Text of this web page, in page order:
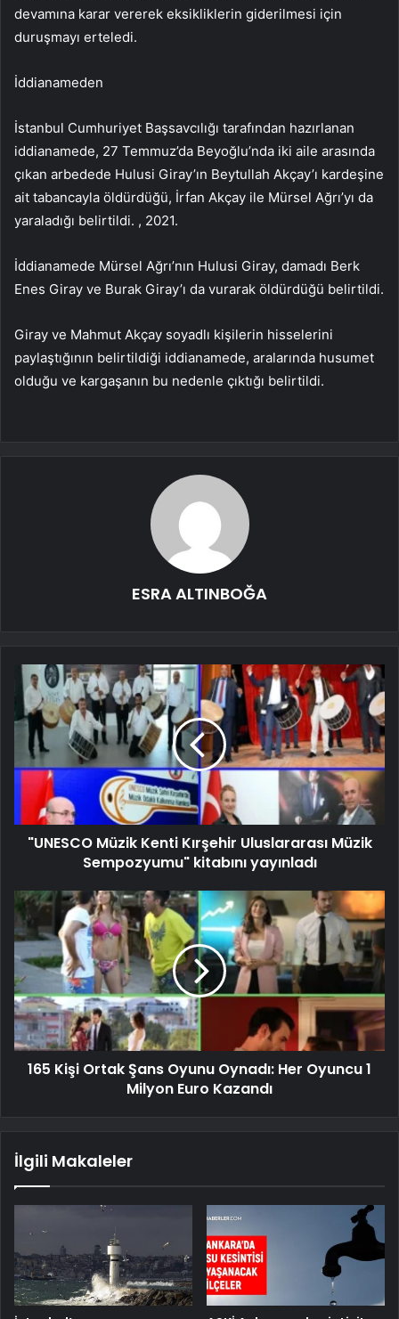
devamına karar vererek eksikliklerin giderilmesi için
duruşmayı erteledi.
İddianameden
İstanbul Cumhuriyet Başsavcılığı tarafından hazırlanan
iddianamede, 27 Temmuz’da Beyoğlu’nda iki aile arasında
çıkan arbedede Hulusi Giray’ın Beytullah Akçay’ı kardeşine
ait tabancayla öldürdüğü, İrfan Akçay ile Mürsel Ağrı’yı ​​da
yaraladığı belirtildi. , 2021.
İddianamede Mürsel Ağrı’nın Hulusi Giray, damadı Berk
Enes Giray ve Burak Giray’ı da vurarak öldürdüğü belirtildi.
Giray ve Mahmut Akçay soyadlı kişilerin hisselerini
paylaştığının belirtildiği iddianamede, aralarında husumet
olduğu ve kargaşanın bu nedenle çıktığı belirtildi.
ESRA ALTINBOĞA
"UNESCO Müzik Kenti Kırşehir Uluslararası Müzik
Sempozyumu" kitabını yayınladı
165 Kişi Ortak Şans Oyunu Oynadı: Her Oyuncu 1
Milyon Euro Kazandı
İlgili Makaleler